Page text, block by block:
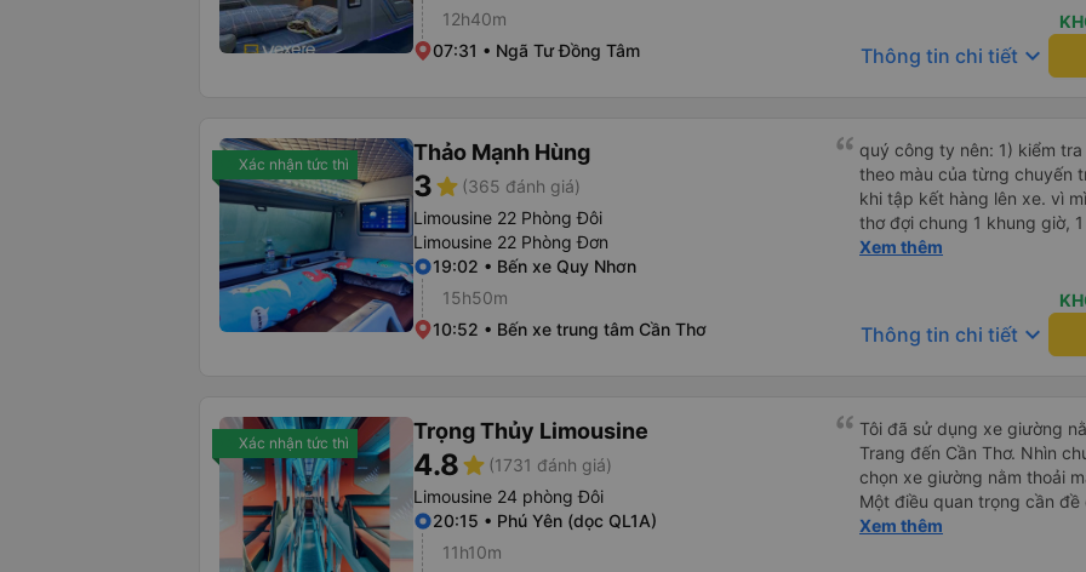
12h40m
07:31 • Ngã Tư Đồng Tâm
Thông tin chi tiết keyboard_arrow_down
Xác nhận tức thì Thảo Mạnh Hùng
3star (365 đánh giá)
Limousine 22 Phòng Đôi
Limousine 22 Phòng Đơn
19:02 • Bến xe Quy Nhơn
15h50m
10:52 • Bến xe trung tâm Cần Thơ
quý công ty nên: 1) kiểm tra và dán tem hành lý cho khách
theo màu của từng chuyến
khi tập kết hàng lên xe. vì
thơ đợi chung 1 khung giờ, 1 địa điểm. vì là
của quý công ty nên rất hài
cải thiện ngày một phát triển. 2) đồng nhất về cách giao
và CSKH nhẹ nhàng, chu
là nhà xe được yêu thích và lựa
thời sinh viên"
Xem thêm
Thông tin chi tiết keyboard_arrow_down
Xác nhận tức thì Trọng Thủy Limousine
4.8star (1731 đánh giá)
Limousine 24 phòng Đôi
20:15 • Phú Yên (dọc QL1A)
11h10m
Tôi đã sử dụng xe giường
Trang đến Cần Thơ. Nhìn
chọn xe giường nằm thoải
Một điều quan trọng cần đề
xe, điều này có thể gây khó
Xem thêm